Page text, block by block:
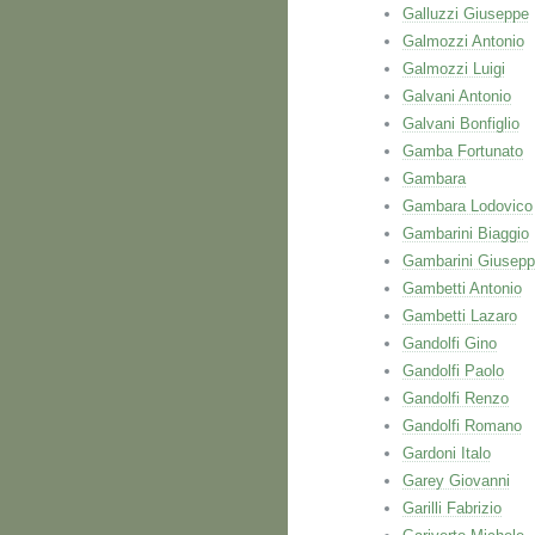
Galluzzi Giuseppe
Galmozzi Antonio
Galmozzi Luigi
Galvani Antonio
Galvani Bonfiglio
Gamba Fortunato
Gambara
Gambara Lodovico
Gambarini Biaggio
Gambarini
Gambetti Antonio
Gambetti Lazaro
Gandolfi Gino
Gandolfi Paolo
Gandolfi Renzo
Gandolfi Romano
Gardoni Italo
Garey Giovanni
Garilli Fabrizio